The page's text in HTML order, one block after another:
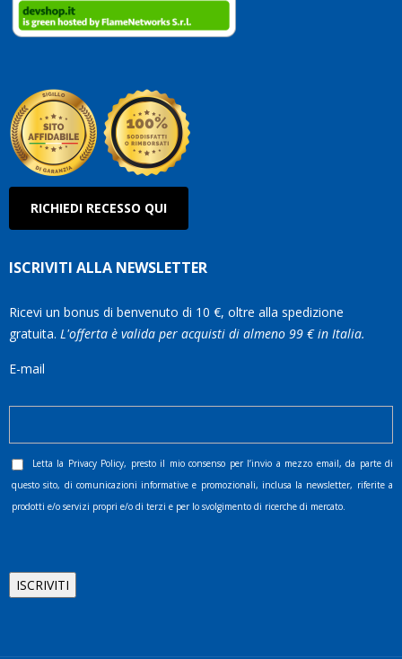
RICHIEDI RECESSO QUI
ISCRIVITI ALLA NEWSLETTER
Ricevi un bonus di benvenuto di 10 €, oltre alla spedizione
gratuita. L'offerta è valida per acquisti di almeno 99 € in Italia.
E-mail
Letta la Privacy Policy, presto il mio consenso per l’invio a mezzo email, da parte di
questo sito, di comunicazioni informative e promozionali, inclusa la newsletter, riferite a
prodotti e/o servizi propri e/o di terzi e per lo svolgimento di ricerche di mercato.